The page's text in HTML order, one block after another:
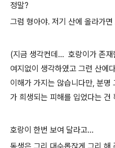
정말?
그럼 형아야. 저기 산에 올라가
(지금 생각컨데... 호랑이가 존재
여지없이 생각하였고 그런 산에
이해가 가지는 않습니다만, 분명
가 희생되는 피해를 입었다는 건
호랑이 한번 보여 달라고...